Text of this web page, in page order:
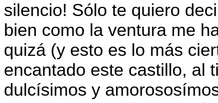
silencio! Sólo te quiero
bien como la ventura me
quizá (y esto es lo más
encantado este castillo, al
dulcísimos y